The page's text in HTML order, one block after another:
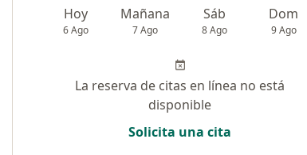
Hoy
6 Ago
Mañana
7 Ago
Sáb
8 Ago
Dom
9 Ago
La reserva de citas en línea no está
disponible
Solicita una cita